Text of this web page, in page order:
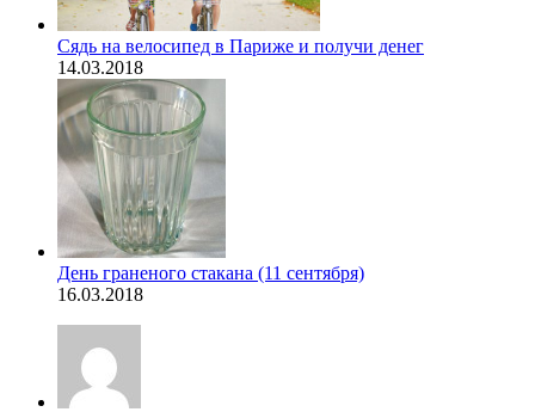
Сядь на велосипед в Париже и получи денег
14.03.2018
День граненого стакана (11 сентября)
16.03.2018